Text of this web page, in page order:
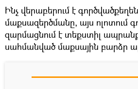
Ինչ վերաբերում է
մաքսազերծմանը, այս ոլոտում
զարմացնում է տեքստիլ
սահմանված մաքսային բարձր